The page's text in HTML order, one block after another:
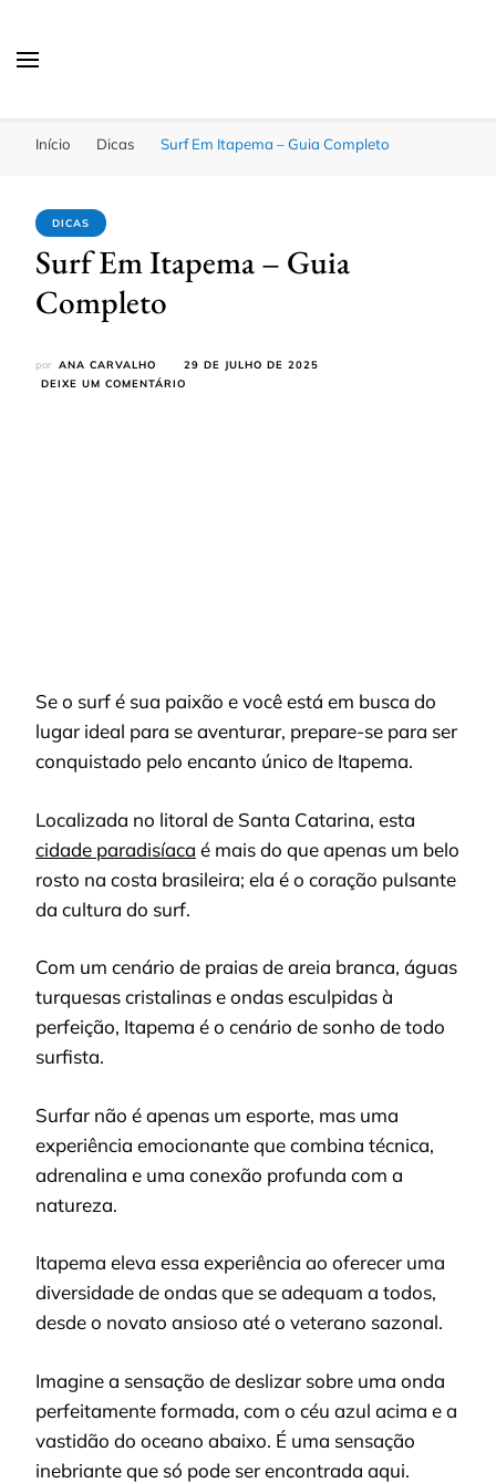
Início Dicas Surf Em Itapema – Guia Completo
DICAS
Surf Em Itapema – Guia
Completo
por ANA CARVALHO
29 DE JULHO DE 2025
DEIXE UM COMENTÁRIO
Se o surf é sua paixão e você está em busca do
lugar ideal para se aventurar, prepare-se para ser
conquistado pelo encanto único de Itapema.
Localizada no litoral de Santa Catarina, esta
cidade paradisíaca é mais do que apenas um belo
rosto na costa brasileira; ela é o coração pulsante
da cultura do surf.
Com um cenário de praias de areia branca, águas
turquesas cristalinas e ondas esculpidas à
perfeição, Itapema é o cenário de sonho de todo
surfista.
Surfar não é apenas um esporte, mas uma
experiência emocionante que combina técnica,
adrenalina e uma conexão profunda com a
natureza.
Itapema eleva essa experiência ao oferecer uma
diversidade de ondas que se adequam a todos,
desde o novato ansioso até o veterano sazonal.
Imagine a sensação de deslizar sobre uma onda
perfeitamente formada, com o céu azul acima e a
vastidão do oceano abaixo. É uma sensação
inebriante que só pode ser encontrada aqui.